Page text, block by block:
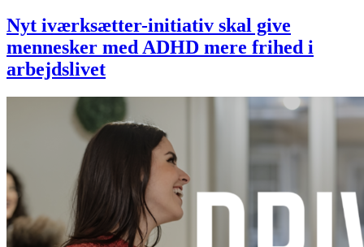
Nyt iværksætter-initiativ skal give
mennesker med ADHD mere frihed i
arbejdslivet